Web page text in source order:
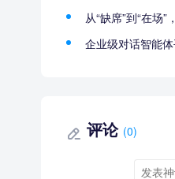
从“缺席”到“在场
企业级对话智能
评论 (0)